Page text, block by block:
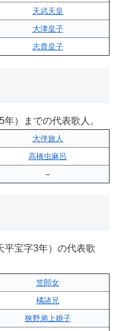
天武天皇
大津皇子
志貴皇子
）までの代表歌人。
大伴旅人
高橋虫麻呂
–
平宝字3年）の代表歌
笠郎女
橘諸兄
狭野弟上娘子